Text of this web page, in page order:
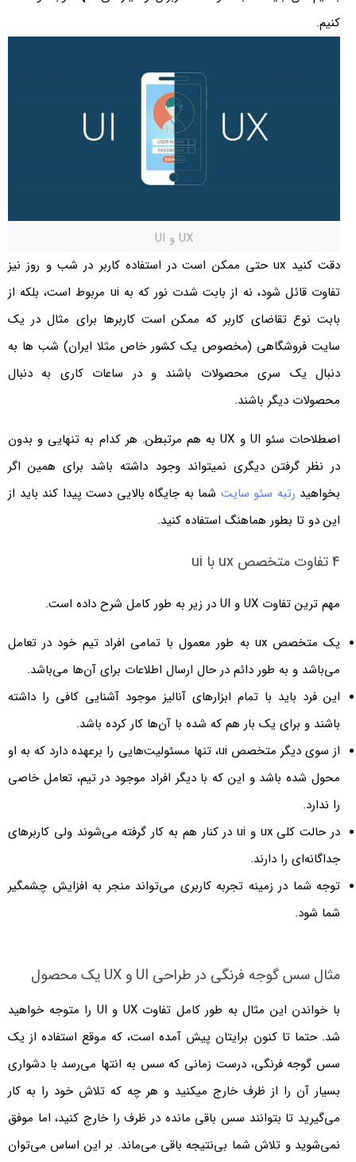
کنیم.
UX و UI
دقت کنید ux حتی ممکن است در استفاده کاربر در شب و روز نیز
تفاوت قائل شود، نه از بابت شدت نور که به ui مربوط است، بلکه از
بابت نوع تقاضای کاربر که ممکن است کاربرها برای مثال در یک
سایت فروشگاهی (مخصوص یک کشور خاص مثلا ایران) شب ها به
دنبال یک سری محصولات باشند و در ساعات کاری به دنبال
محصولات دیگر باشند.
اصطلاحات سئو UI و UX به هم مرتبطن. هر کدام به تنهایی و بدون
در نظر گرفتن دیگری نمیتواند وجود داشته باشد برای همین اگر
بخواهید رتبه سئو سایتشما به جایگاه بالایی دست پیدا کند باید از
این دو تا بطور هماهنگ استفاده کنید.
4 ­تفاوت متخصص ux با ui­
مهم ترین تفاوت UX و UI در زیر به طور کامل شرح داده است.
یک متخصص ux به طور معمول با تمامی افراد تیم خود در تعامل
می‌باشد و به طور دائم در حال ارسال اطلاعات برای آن‌ها می‌باشد.
این فرد باید با تمام ابزارهای آنالیز موجود آشنایی کافی را داشته
باشند و برای یک بار هم که شده با آن‌ها کار کرده باشد.
از سوی دیگر متخصص ui، تنها مسئولیت‌هایی را برعهده دارد که به او
محول شده باشد و این که با دیگر افراد موجود در تیم، تعامل خاصی
را ندارد.
در حالت کلی ux و ui در کنار هم به کار گرفته می‌شوند ولی کاربرهای
جداگانه‌ای را دارند.
توجه شما در زمینه تجربه کاربری می‌تواند منجر به افزایش چشمگیر
شما شود.
مثال سس گوجه فرنگی در طراحی UI و UX یک محصول
با خواندن این مثال به طور کامل تفاوت UX و UI را متوجه خواهید
شد. حتما تا کنون برایتان پیش آمده است، که موقع استفاده از یک
سس گوجه فرنگی، درست زمانی که سس به انتها می‌رسد با دشواری
بسیار آن را از ظرف خارج میکنید و هر چه که تلاش خود را به کار
می‌گیرید تا بتوانند سس باقی مانده در ظرف را خارج کنید، اما موفق
نمی‌شوید و تلاش شما بی‌نتیجه باقی می‌ماند. بر این اساس می‌توان